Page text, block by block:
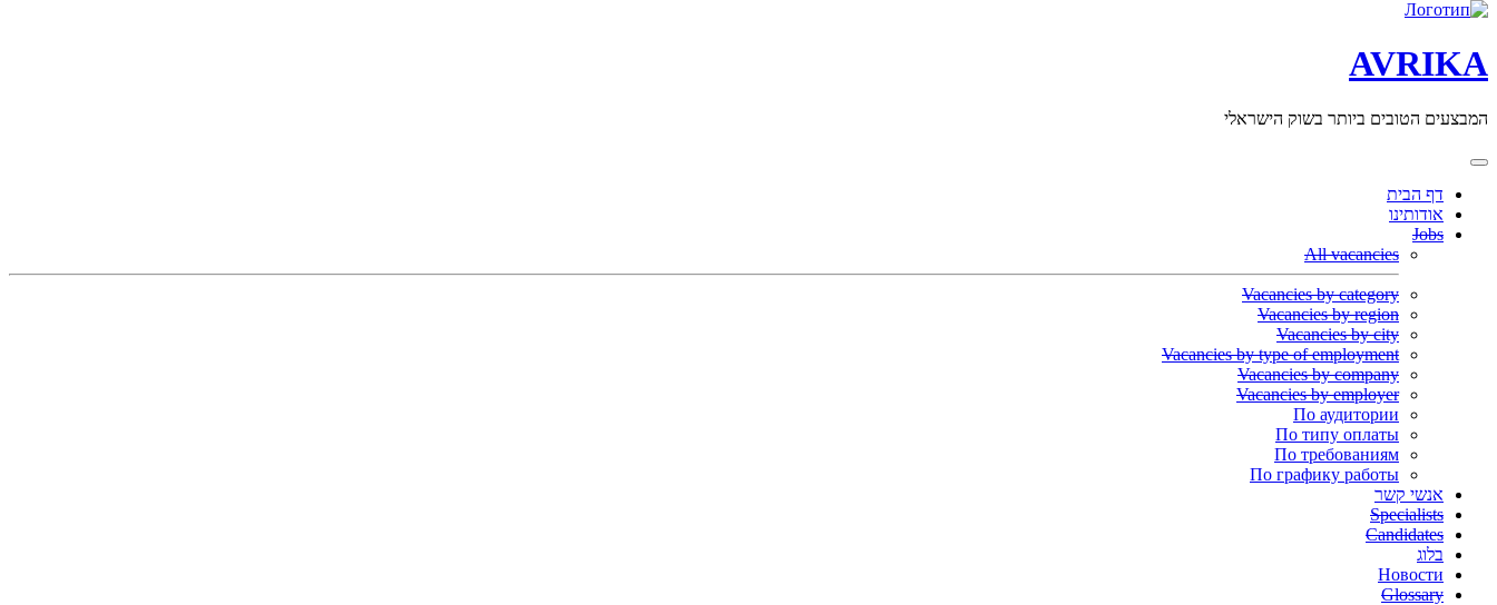
AVRIKA
המבצעים הטובים ביותר בשוק הישראלי
דף הבית
אודותינו
Jobs
All vacancies
Vacancies by category
Vacancies by region
Vacancies by city
Vacancies by type of employment
Vacancies by company
Vacancies by employer
По аудитории
По типу оплаты
По требованиям
По графику работы
אנשי קשר
Specialists
Candidates
בלוג
Новости
Glossary